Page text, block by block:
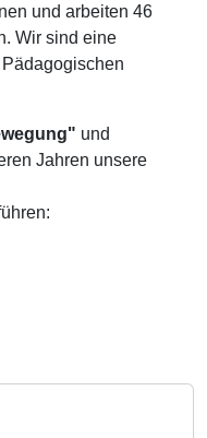
und arbeiten 46
Wir sind eine
und
Jahren unsere